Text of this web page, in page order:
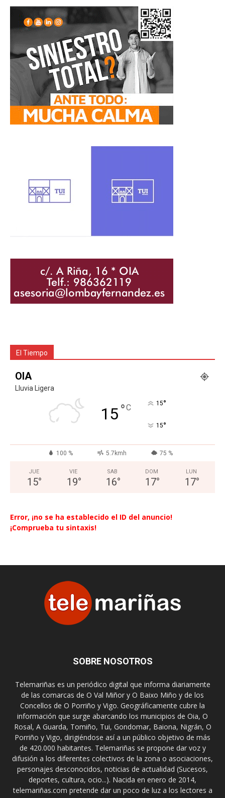
El Tiempo
OIA
Lluvia Ligera
15°C 15°
15°
100 % 5.7kmh 75 %
JUE
15°
VIE
19°
SAB
16°
DOM
17°
LUN
17°
Error, ¡no se ha establecido el ID del anuncio!
¡Comprueba tu sintaxis!
SOBRE NOSOTROS
Telemariñas es un periódico digital que informa diariamente
de las comarcas de O Val Miñor y O Baixo Miño y de los
Concellos de O Porriño y Vigo. Geográficamente cubre la
información que surge abarcando los municipios de Oia, O
Rosal, A Guarda, Tomiño, Tui, Gondomar, Baiona, Nigrán, O
Porriño y Vigo, dirigiéndose así a un público objetivo de más
de 420.000 habitantes. Telemariñas se propone dar voz y
difusión a los diferentes colectivos de la zona o asociaciones,
personajes desconocidos, noticias de actualidad (Sucesos,
deportes, cultura, ocio...). Nacida en enero de 2014,
telemariñas.com pretende dar un poco de luz a los lectores a